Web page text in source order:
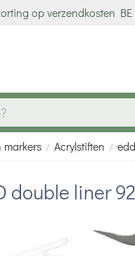
op verzendkosten
/ Acrylstiften /
double liner